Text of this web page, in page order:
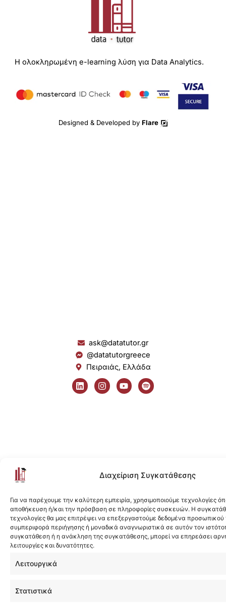
Διαχείριση Συγκατάθεσης
Για να παρέχουμε την καλύτερη εμπειρία, χρησιμοποιούμε τεχνολογίες
αποθήκευση ή/και την πρόσβαση σε πληροφορίες συσκευών. Η
τεχνολογίες θα μας επιτρέψει να επεξεργαστούμε δεδομένα
συμπεριφορά περιήγησης ή μοναδικά αναγνωριστικά σε αυτόν τον
συγκατάθεση ή η ανάκληση της συγκατάθεσης, μπορεί να επηρεάσει
λειτουργίες και δυνατότητες.
Λειτουργικά
Στατιστικά
Η ολοκληρωμένη e-learning λύση για Data Analytics.
Designed & Developed by Flare
ask@datatutor.gr
@datatutorgreece
Πειραιάς, Ελλάδα
L
i
n
I
n
s
Y
o
u
S
p
o